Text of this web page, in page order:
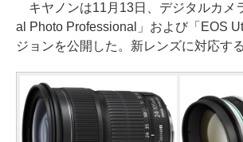
キヤノンは11月13日、デジタルカメ
al Photo Professional」および「EOS
ジョンを公開した。新レンズに対応する